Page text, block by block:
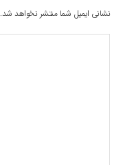
نشانی ایمیل شما منتشر نخواهد شد.